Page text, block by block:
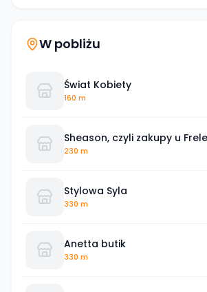
W pobliżu
Świat Kobiety
160 m
Sheason, czyli zakupy u
230 m
Stylowa Syla
330 m
Anetta butik
330 m